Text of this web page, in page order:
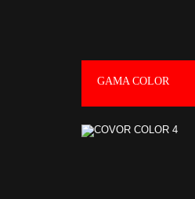
GAMA COLOR